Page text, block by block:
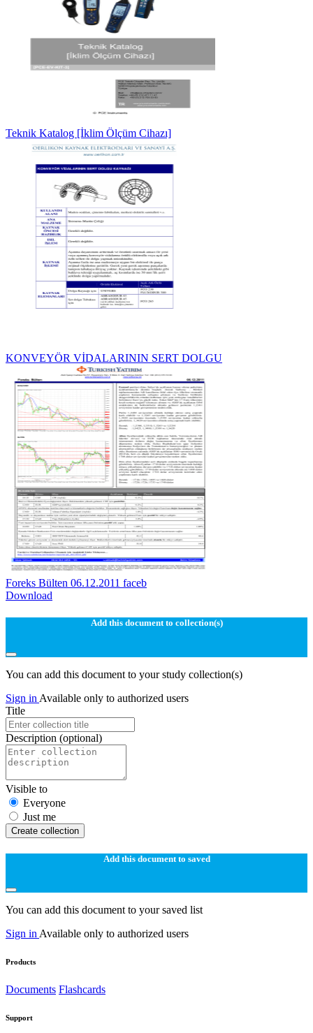
Teknik Katalog [İklim Ölçüm Cihazı]
KONVEYÖR VİDALARININ SERT DOLGU
Foreks Bülten 06.12.2011 faceb
Download
Add this document to collection(s)
You can add this document to your study collection(s)
Sign in Available only to authorized users
Title
Description (optional)
Visible to
Everyone
Just me
Create collection
Add this document to saved
You can add this document to your saved list
Sign in Available only to authorized users
Products
Documents Flashcards
Support